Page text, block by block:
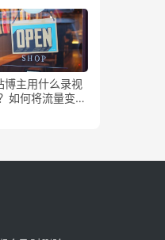
博主用什么录视
如何将流量变